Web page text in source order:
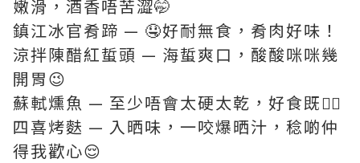
嫩滑，酒香唔苦澀🤭
鎮江冰官肴蹄 — 🤤好耐無食，肴肉好味！
涼拌陳醋紅蜇頭 — 海蜇爽口，酸酸咪咪幾
開胃😉
蘇軾燻魚 — 至少唔會太硬太乾，好食既👍🏻
四喜烤麩 — 入晒味，一咬爆晒汁，稔啲仲
得我歡心😌